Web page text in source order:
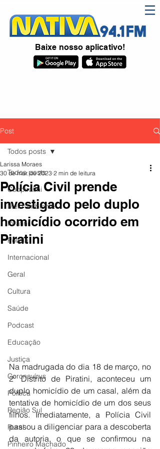
Baixe nosso aplicativo!
Post
Todos posts
Coopiratini
Meio ambiente
Piratini
Polícia
Internacional
Geral
Cultura
Saúde
Podcast
Educação
Justiça
Coronavírus
Política
Região Sul
Rural
Pinheiro Machado
Todos posts
Polícia Civil prende
investigado pelo duplo
homicídio ocorrido em
Piratini
Larissa Moraes
30 de mar. de 2023 2 min de leitura
Na madrugada do dia 18 de março, no
2º Distrito de Piratini, aconteceu um
duplo homicídio de um casal, além da
tentativa de homicídio de um dos seus
filhos. Imediatamente, a Polícia Civil
passou a diligenciar para a descoberta
da autoria, o que se confirmou na